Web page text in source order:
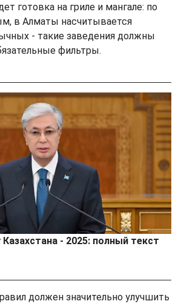
готовка на гриле и мангале: по
в Алматы насчитывается
- такие заведения должны
фильтры.
- 2025: полный текст
должен значительно улучшить